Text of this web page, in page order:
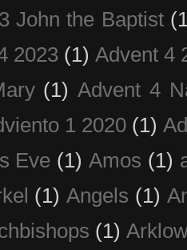
John the Baptist
2023 (1) Advent 4
(1) Advent 4
1 2020 (1)
Eve (1) Amos (1)
(1) Angels (1)
(1)